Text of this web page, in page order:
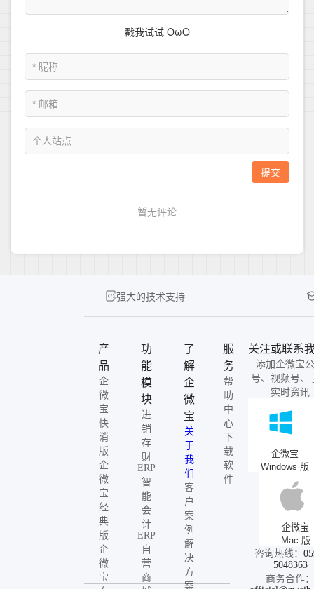
强大的技术支持
产
品
企
微
宝
快
消
版
企
微
宝
经
典
版
企
微
宝
功
能
模
块
进
销
存
财
ERP
智
能
会
计
ERP
自
营
商
了
解
企
微
宝
关
于
我
们
客
户
案
例
解
决
方
案
服
务
帮
助
中
心
下
载
软
件
关注或联系
添加企微宝
号、视频号、
实时资讯
企微宝
Windows 版
企微宝
Mac 版
咨询热线：
5048363
商务合作：